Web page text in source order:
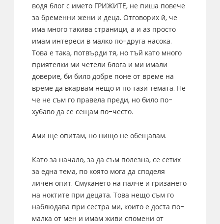
водя блог с името ГРИЖИТЕ, не пиша повече
за бременни жени и деца. Отговорих й, че
има много такива страници, а и аз просто
имам интереси в малко по-друга насока.
Това е така, потвърди тя, но тъй като много
приятелки ми четели блога и ми имали
доверие, би било добре поне от време на
време да вкарвам нещо и по тази темата. Не
че не съм го правела преди, но било по-
хубаво да се сещам по-често.
Ами ще опитам, но нищо не обещавам.
Като за начало, за да съм полезна, се сетих
за една тема, по която мога да споделя
личен опит. Смукането на палче и гризането
на ноктите при децата. Това нещо съм го
наблюдава при сестра ми, които е доста по-
малка от мен и имам живи спомени от